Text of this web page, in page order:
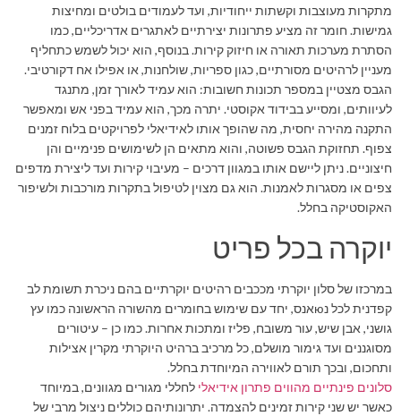
מתקרות מעוצבות וקשתות ייחודיות, ועד לעמודים בולטים ומחיצות
גמישות. חומר זה מציע פתרונות יצירתיים לאתגרים אדריכליים, כמו
הסתרת מערכות תאורה או חיזוק קירות. בנוסף, הוא יכול לשמש כתחליף
מעניין לרהיטים מסורתיים, כגון ספריות, שולחנות, או אפילו אח דקורטיבי.
הגבס מצטיין במספר תכונות חשובות: הוא עמיד לאורך זמן, מתנגד
לעיוותים, ומסייע בבידוד אקוסטי. יתרה מכך, הוא עמיד בפני אש ומאפשר
התקנה מהירה יחסית, מה שהופך אותו לאידיאלי לפרויקטים בלוח זמנים
צפוף. תחזוקת הגבס פשוטה, והוא מתאים הן לשימושים פנימיים והן
חיצוניים. ניתן ליישם אותו במגוון דרכים – מעיבוי קירות ועד ליצירת מדפים
צפים או מסגרות לאמנות. הוא גם מצוין לטיפול בתקרות מורכבות ולשיפור
האקוסטיקה בחלל.
יוקרה בכל פריט
במרכזו של סלון יוקרתי מככבים רהיטים יוקרתיים בהם ניכרת תשומת לב
קפדנית לכל נюאנס, יחד עם שימוש בחומרים מהשורה הראשונה כמו עץ
גושני, אבן שיש, עור משובח, פליז ומתכות אחרות. כמו כן – עיטורים
מסוגננים ועד גימור מושלם, כל מרכיב ברהיט היוקרתי מקרין אצילות
ותחכום, ובכך תורם לאווירה המיוחדת בחלל.
סלונים פינתיים מהווים פתרון אידיאלי לחללי מגורים מגוונים, במיוחד
כאשר יש שני קירות זמינים להצמדה. יתרונותיהם כוללים ניצול מרבי של